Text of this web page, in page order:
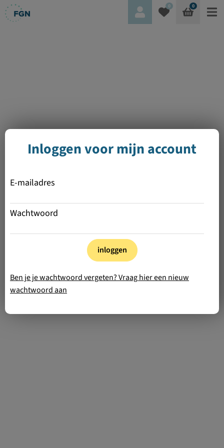
0 0
Inloggen voor mijn account
E-mailadres
Wachtwoord
inloggen
Ben je je wachtwoord vergeten? Vraag hier een nieuw
wachtwoord aan